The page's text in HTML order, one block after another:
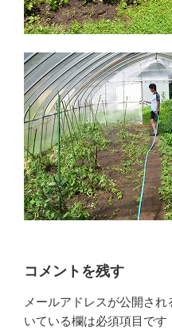
コメントを残す
メールアドレスが公開され
いている欄は必須項目です